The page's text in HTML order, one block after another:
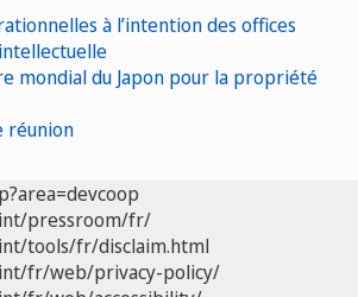
à l’intention des offices
mondial du Japon pour la propriété
réunion
pressroom/fr/
tools/fr/disclaim.html
fr/web/privacy-policy/